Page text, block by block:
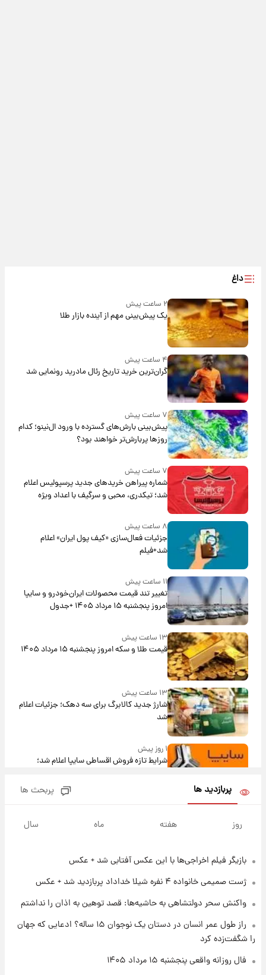
داغ
۲ ساعت پیش
یک پیش‌بینی مهم از آینده بازار طلا
۴ ساعت پیش
گران‌ترین خرید تاریخ رئال مادرید رونمایی شد
۷ ساعت پیش
پیش‌بینی بارش‌های گسترده با ورود ال‌نینو؛ کدام
روزها پربارش‌تر خواهند بود؟
۷ ساعت پیش
شماره پیراهن خریدهای جدید پرسپولیس اعلام
شد؛ تیکدری، محبی و سرگیف با اعداد ویژه
۸ ساعت پیش
جزئیات فعال‌سازی «کیف پول ایران» اعلام
شد+فیلم
۱۱ ساعت پیش
تغییر تند قیمت محصولات ایران‌خودرو و سایپا
امروز پنجشنبه ۱۵ مرداد ۱۴۰۵ +جدول
۱۳ ساعت پیش
قیمت طلا و سکه امروز پنجشنبه ۱۵ مرداد ۱۴۰۵
۱۳ ساعت پیش
شارژ جدید کالابرگ برای سه دهک؛ جزئیات اعلام
شد
۱ روز پیش
شرایط تازه فروش اقساطی سایپا اعلام شد؛
قیمت سکه و طلا فردا
۱۹ ساعت پیش
فال قهوه روزانه پنجشنبه ۱۵ مرداد ماه ۱۴۰۵
پربازدید ها پربحث ها
روز هفته ماه سال
بازیگر فیلم اخراجی‌ها با این عکس آفتابی شد + عکس
ژست صمیمی خانواده ۴ نفره شیلا خداداد پربازدید شد + عکس
واکنش سحر دولتشاهی به حاشیه‌ها: قصد توهین به اذان را نداشتم
راز طول عمر انسان در دستان یک نوجوان ۱۵ ساله؟ ادعایی که جهان
را شگفت‌زده کرد
فال روزانه واقعی پنجشنبه ۱۵ مرداد ۱۴۰۵